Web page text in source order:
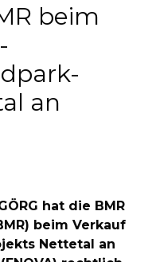
beim
an
hat die BMR
beim Verkauf
Nettetal an